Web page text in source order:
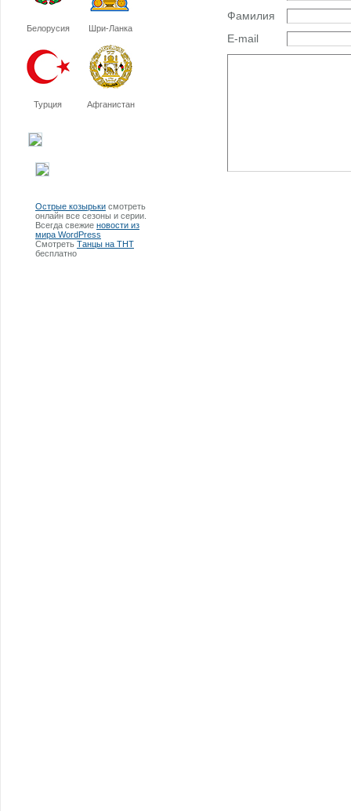
Белорусия Шри-Ланка
Турция Афганистан
Острые козырьки смотреть
онлайн все сезоны и серии.
Всегда свежие новости из
мира WordPress
Смотреть Танцы на ТНТ
бесплатно
Фамилия
E-mail